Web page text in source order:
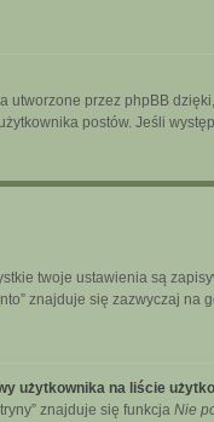
utworzone przez phpBB
postów. Jeśli
twoje ustawienia są
znajduje się zazwyczaj na
użytkownika na liście
znajduje się funkcja Nie